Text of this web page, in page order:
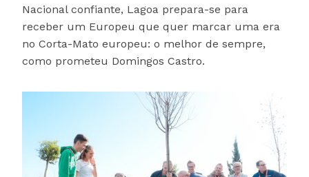
Nacional confiante, Lagoa prepara-se para
receber um Europeu que quer marcar uma era
no Corta-Mato europeu: o melhor de sempre,
como prometeu Domingos Castro.